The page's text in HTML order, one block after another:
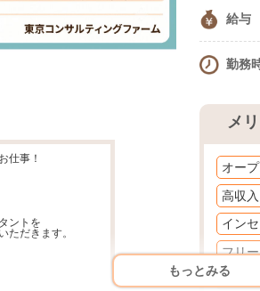
給与
勤務
もっとみる
仕事！
ントを
ただきます。
メ
オー
高収入
イン
フリ
60代活